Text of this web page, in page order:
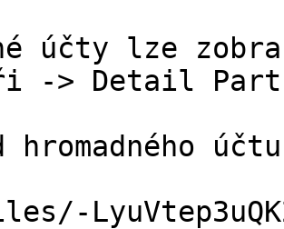
účty lze
-> Detail